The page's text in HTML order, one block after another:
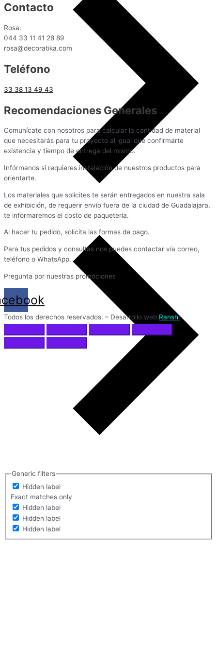
Generic filters
Hidden label
Exact matches only
Hidden label
Hidden label
Hidden label
Contacto
Rosa:
044 33 11 41 28 89
rosa@decoratika.com
Teléfono
33 38 13 49 43
Recomendaciones Generales
Comunícate con nosotros para calcular la cantidad de material
que necesitarás para tu proyecto al igual que confirmarte
existencia y tiempo de entrega del mismo.
Infórmanos si requieres instalación de nuestros productos para
orientarte.
Los materiales que solicites te serán entregados en nuestra sala
de exhibición, de requerir envío fuera de la ciudad de Guadalajara,
te informaremos el costo de paquetería.
Al hacer tu pedido, solicita las formas de pago.
Para tus pedidos y consultas nos puedes contactar vía correo,
teléfono o WhatsApp.
Pregunta por nuestras promociones
Todos los derechos reservados. – Desarrollo web Ranshi